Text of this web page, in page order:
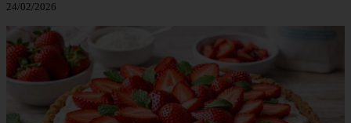
24/02/2026